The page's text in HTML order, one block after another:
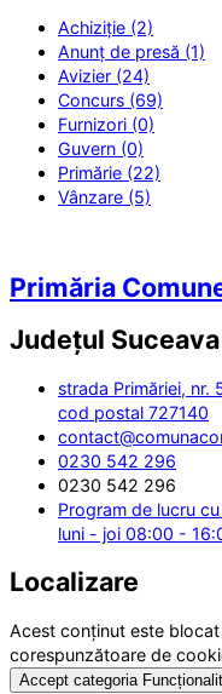
Achiziție (2)
Anunț de presă (1)
Avizier (24)
Concurs (69)
Furnizori (0)
Guvern (0)
Primărie (22)
Vânzare (5)
Primăria
Județul Suceava
strada Primăriei, nr.
cod postal 727140
0230 542 296
0230 542 296
Program de lucru
luni - joi 08:00 -
Localizare
Acest conținut este
corespunzătoare de
Accept categoria